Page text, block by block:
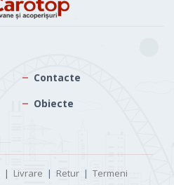
Contacte
Obiecte
| Livrare | Retur | Termeni